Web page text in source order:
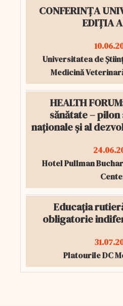
CONFERINȚA
EDIȚIA
Universitatea de
Medicină
HEALTH
sănătate –
naționale și al
Hotel Pullman
Educația
obligatorie
Platourile DC